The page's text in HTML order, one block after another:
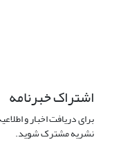
اشتراک خبرنامه
برای دریافت اخبار و
نشریه مشترک شوید.